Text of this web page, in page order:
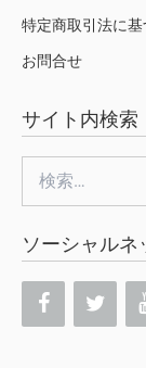
特定商取引法に
お問合せ
サイト内検索
索:
ソーシャルネ